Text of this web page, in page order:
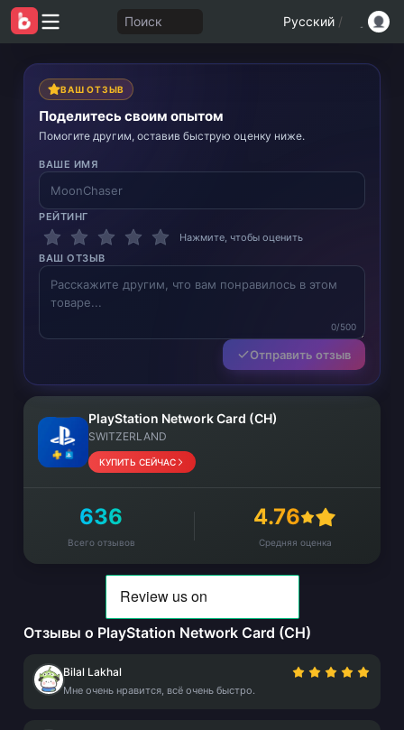
Поиск Русский /
ВАШ ОТЗЫВ
Поделитесь своим опытом
Помогите другим, оставив быструю оценку ниже.
ВАШЕ ИМЯ
РЕЙТИНГ
Нажмите, чтобы оценить
ВАШ ОТЗЫВ
0/500
Отправить отзыв
PlayStation Network Card (CH)
SWITZERLAND
КУПИТЬ СЕЙЧАС
636
Всего отзывов
4.76
Средняя оценка
Отзывы о PlayStation Network Card (CH)
Bilal Lakhal
Мне очень нравится, всё очень быстро.